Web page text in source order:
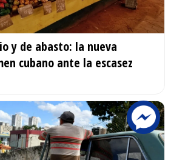
y de abasto: la nueva
cubano ante la escasez